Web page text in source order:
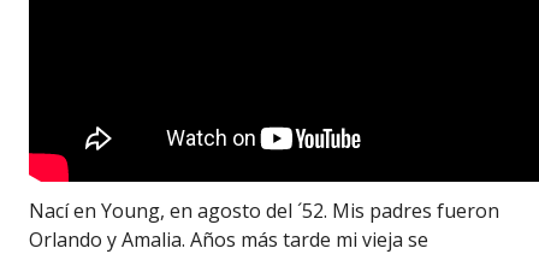
Nací en Young, en agosto del ´52. Mis padres fueron
Orlando y Amalia. Años más tarde mi vieja se